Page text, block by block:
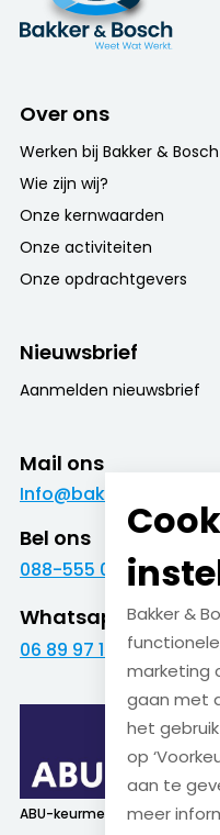
Over ons
Werken bij Bakker & Bosch
Wie zijn wij?
Onze kernwaarden
Onze activiteiten
Onze opdrachtgevers
Nieuwsbrief
Aanmelden nieuwsbrief
Mail ons
Info@bakkerenbosch.nl
Bel ons
088-555 09 09
Whatsapp
06 89 97 16 01
ABU-keurmerk SNA-
Bakker &
marketing
gaan met
het
op
aan te
meer